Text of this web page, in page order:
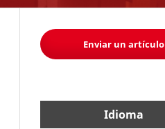
Enviar un artículo
Idioma